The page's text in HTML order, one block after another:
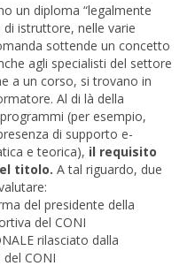
un diploma “legalmente
istruttore, nelle varie
sottende un concetto
agli specialisti del settore
a un corso, si trovano in
Al di là della
(per esempio,
di supporto e-
e teorica), il requisito
titolo. A tal riguardo, due
del presidente della
del CONI
rilasciato dalla
del CONI